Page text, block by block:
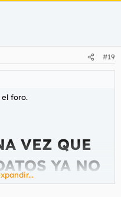
#19
foro.
VEZ QUE
YA NO
PAGARÁS